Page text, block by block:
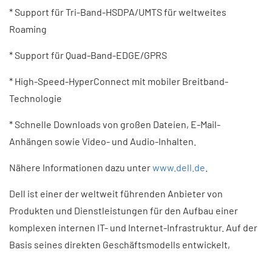
* Support für Tri-Band-HSDPA/UMTS für weltweites
Roaming
* Support für Quad-Band-EDGE/GPRS
* High-Speed-HyperConnect mit mobiler Breitband-
Technologie
* Schnelle Downloads von großen Dateien, E-Mail-
Anhängen sowie Video- und Audio-Inhalten.
Nähere Informationen dazu unterwww.dell.de
Dell ist einer der weltweit führenden Anbieter von
Produkten und Dienstleistungen für den Aufbau einer
komplexen internen IT- und Internet-Infrastruktur. Auf der
Basis seines direkten Geschäftsmodells entwickelt,